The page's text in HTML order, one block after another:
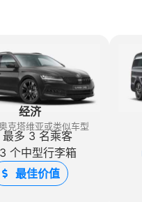
经济
克塔维亚或类似车型
最多 3 名乘客
3 个中型行李箱
最佳价值